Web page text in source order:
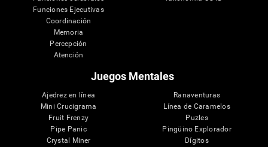
Funciones Ejecutivas
Coordinación
Memoria
Percepción
Atención
Juegos Mentales
Ajedrez en línea
Mini Crucigrama
Fruit Frenzy
Pipe Panic
Crystal Miner
Ranaventuras
Línea de Caramelos
Puzles
Pingüino Explorador
Dígitos